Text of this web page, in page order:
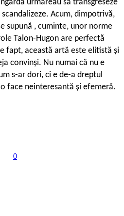
urmăreau să transgreseze
Acum, dimpotrivă,
supună , cuminte, unor norme
Talon-Hugon are perfectă
fapt, această artă este elitistă și
convinși. Nu numai că nu e
s-ar dori, ci e de-a dreptul
face neinteresantă și efemeră.
0